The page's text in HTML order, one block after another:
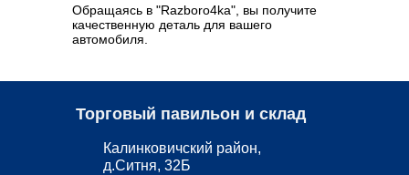
Обращаясь в "Razboro4ka", вы получите
качественную деталь для вашего
автомобиля.
Торговый павильон и склад
Калинковичский район,
д.Ситня, 32Б